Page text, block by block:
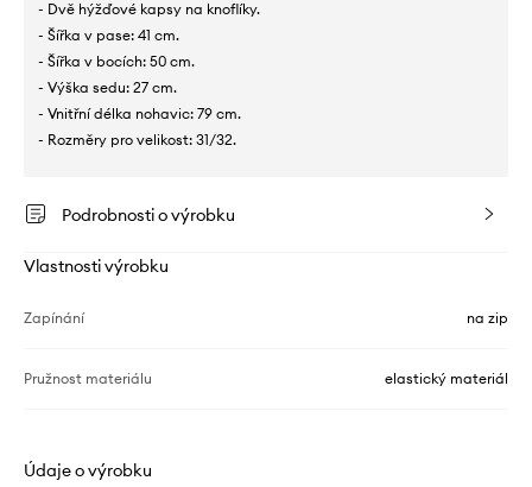
- Dvě hýžďové kapsy na knoflíky.
- Šířka v pase: 41 cm.
- Šířka v bocích: 50 cm.
- Výška sedu: 27 cm.
- Vnitřní délka nohavic: 79 cm.
- Rozměry pro velikost: 31/32.
Podrobnosti o výrobku
Vlastnosti výrobku
Zapínání na zip
Pružnost materiálu elastický materiál
Údaje o výrobku